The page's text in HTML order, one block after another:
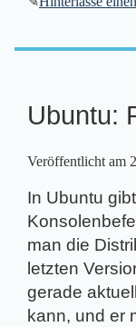
Ubuntu:
Veröffentlicht am
In Ubuntu
man die
letzten
gerade
kann, und er